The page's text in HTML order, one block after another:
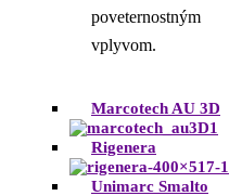
poveternostným
vplyvom.
Marcotech AU 3D
Rigenera
Unimarc Smalto